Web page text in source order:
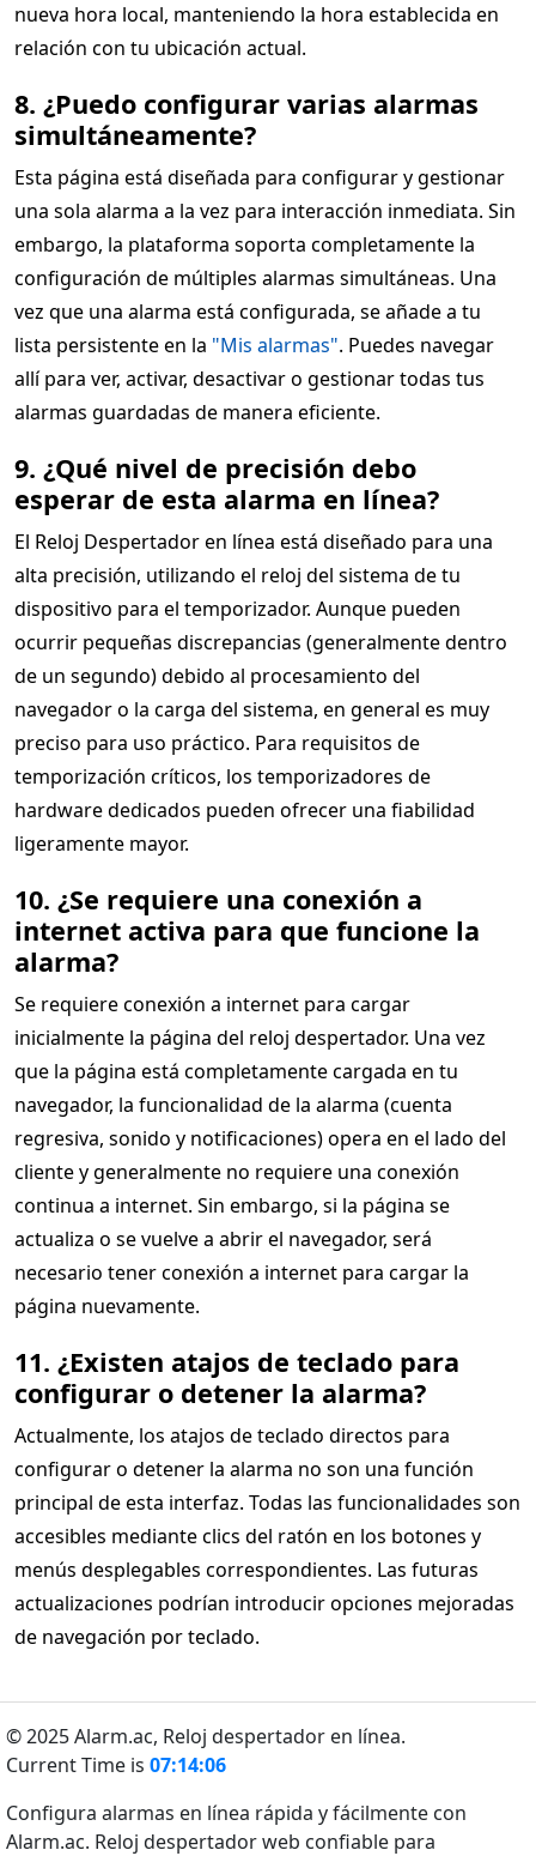
nueva hora local, manteniendo la hora establecida en
relación con tu ubicación actual.
8. ¿Puedo configurar varias alarmas
simultáneamente?
Esta página está diseñada para configurar y gestionar
una sola alarma a la vez para interacción inmediata. Sin
embargo, la plataforma soporta completamente la
configuración de múltiples alarmas simultáneas. Una
vez que una alarma está configurada, se añade a tu
lista persistente en la "Mis alarmas". Puedes navegar
allí para ver, activar, desactivar o gestionar todas tus
alarmas guardadas de manera eficiente.
9. ¿Qué nivel de precisión debo
esperar de esta alarma en línea?
El Reloj Despertador en línea está diseñado para una
alta precisión, utilizando el reloj del sistema de tu
dispositivo para el temporizador. Aunque pueden
ocurrir pequeñas discrepancias (generalmente dentro
de un segundo) debido al procesamiento del
navegador o la carga del sistema, en general es muy
preciso para uso práctico. Para requisitos de
temporización críticos, los temporizadores de
hardware dedicados pueden ofrecer una fiabilidad
ligeramente mayor.
10. ¿Se requiere una conexión a
internet activa para que funcione la
alarma?
Se requiere conexión a internet para cargar
inicialmente la página del reloj despertador. Una vez
que la página está completamente cargada en tu
navegador, la funcionalidad de la alarma (cuenta
regresiva, sonido y notificaciones) opera en el lado del
cliente y generalmente no requiere una conexión
continua a internet. Sin embargo, si la página se
actualiza o se vuelve a abrir el navegador, será
necesario tener conexión a internet para cargar la
página nuevamente.
11. ¿Existen atajos de teclado para
configurar o detener la alarma?
Actualmente, los atajos de teclado directos para
configurar o detener la alarma no son una función
principal de esta interfaz. Todas las funcionalidades son
accesibles mediante clics del ratón en los botones y
menús desplegables correspondientes. Las futuras
actualizaciones podrían introducir opciones mejoradas
de navegación por teclado.
© 2025 Alarm.ac, Reloj despertador en línea.
Current Time is 07:14:06
Configura alarmas en línea rápida y fácilmente con
Alarm.ac. Reloj despertador web confiable para